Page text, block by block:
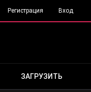
Регистрация Вход
ЗАГРУЗИТЬ